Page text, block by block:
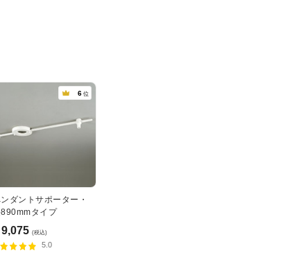
6 位
ダントサポーター・
タイプ
9,075 (税込)
5.0